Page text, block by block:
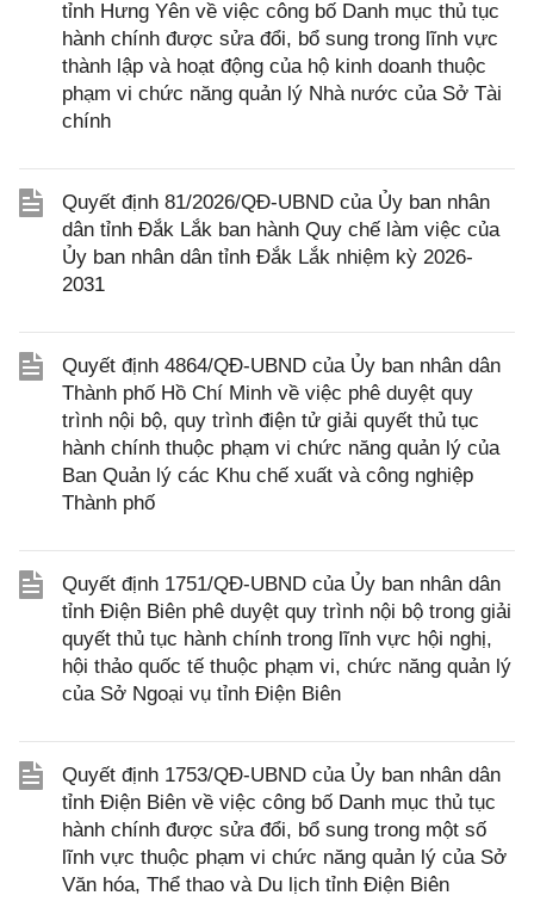
tỉnh Hưng Yên về việc công bố Danh mục thủ tục
hành chính được sửa đổi, bổ sung trong lĩnh vực
thành lập và hoạt động của hộ kinh doanh thuộc
phạm vi chức năng quản lý Nhà nước của Sở Tài
chính
Quyết định 81/2026/QĐ-UBND của Ủy ban nhân
dân tỉnh Đắk Lắk ban hành Quy chế làm việc của
Ủy ban nhân dân tỉnh Đắk Lắk nhiệm kỳ 2026-
2031
Quyết định 4864/QĐ-UBND của Ủy ban nhân dân
Thành phố Hồ Chí Minh về việc phê duyệt quy
trình nội bộ, quy trình điện tử giải quyết thủ tục
hành chính thuộc phạm vi chức năng quản lý của
Ban Quản lý các Khu chế xuất và công nghiệp
Thành phố
Quyết định 1751/QĐ-UBND của Ủy ban nhân dân
tỉnh Điện Biên phê duyệt quy trình nội bộ trong giải
quyết thủ tục hành chính trong lĩnh vực hội nghị,
hội thảo quốc tế thuộc phạm vi, chức năng quản lý
của Sở Ngoại vụ tỉnh Điện Biên
Quyết định 1753/QĐ-UBND của Ủy ban nhân dân
tỉnh Điện Biên về việc công bố Danh mục thủ tục
hành chính được sửa đổi, bổ sung trong một số
lĩnh vực thuộc phạm vi chức năng quản lý của Sở
Văn hóa, Thể thao và Du lịch tỉnh Điện Biên